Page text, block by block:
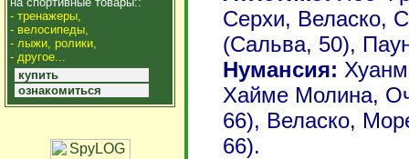
- тренажеры,
- велосипеды,
- лыжи, ролики,
- другое...
купить
ознакомиться
Серхи, Веласко,
(Сальва, 50),
Нумансия:
Хайме Молина,
66), Веласко,
66).